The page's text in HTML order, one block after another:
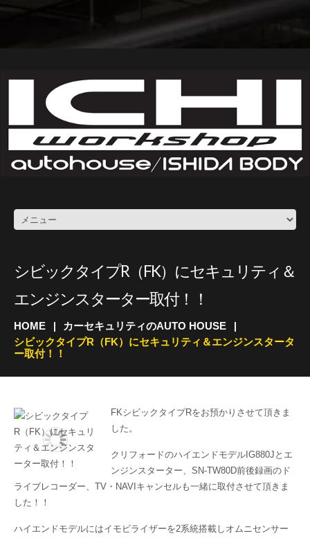
シビックタイプR（FK）にセキュリティ＆
エンジンスターター取付！！
HOME
カーセキュリティのAUTO HOUSE
シビックタイプR（FK）にセキュリティ＆エンジンスタータ
ー取付！！
FKシビックタイプRをお預かりさせて頂きま
した。
クリフォードのハイエンドモデルIG880Jとエ
ンジンスターター、SN-TW80D前後録画のド
ライブレコーダー、TV・NAVIキャンセルも一緒に取付させて頂きま
した！！
ハイエンドモデルにはイモビライザーを2系統搭載しオムニセンサー